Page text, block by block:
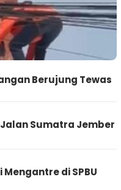
Berujung Tewas
Sumatra Jember
di SPBU